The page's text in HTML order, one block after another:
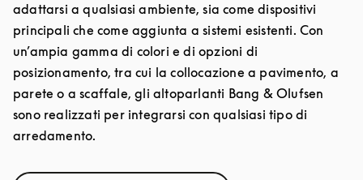
adattarsi a qualsiasi ambiente, sia come dispositivi
principali che come aggiunta a sistemi esistenti. Con
un’ampia gamma di colori e di opzioni di
posizionamento, tra cui la collocazione a pavimento, a
parete o a scaffale, gli altoparlanti Bang & Olufsen
sono realizzati per integrarsi con qualsiasi tipo di
arredamento.